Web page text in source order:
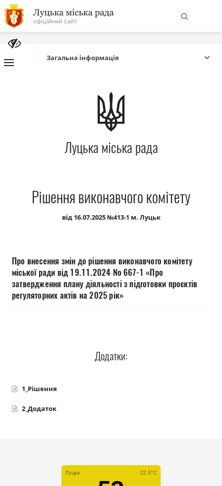
На
головну
Про місто
Міська влада
Міська рада
Публічна інформація
Документи
Загальна інформація
Луцька міська рада
Рішення виконавчого комітету
від 16.07.2025 №413-1 м. Луцьк
Про внесення змін до рішення виконавчого комітету
міської ради від 19.11.2024 № 667-1 «Про
затвердження плану діяльності з підготовки проєктів
регуляторних актів на 2025 рік»
Додатки:
1_Рішення
2_Додаток